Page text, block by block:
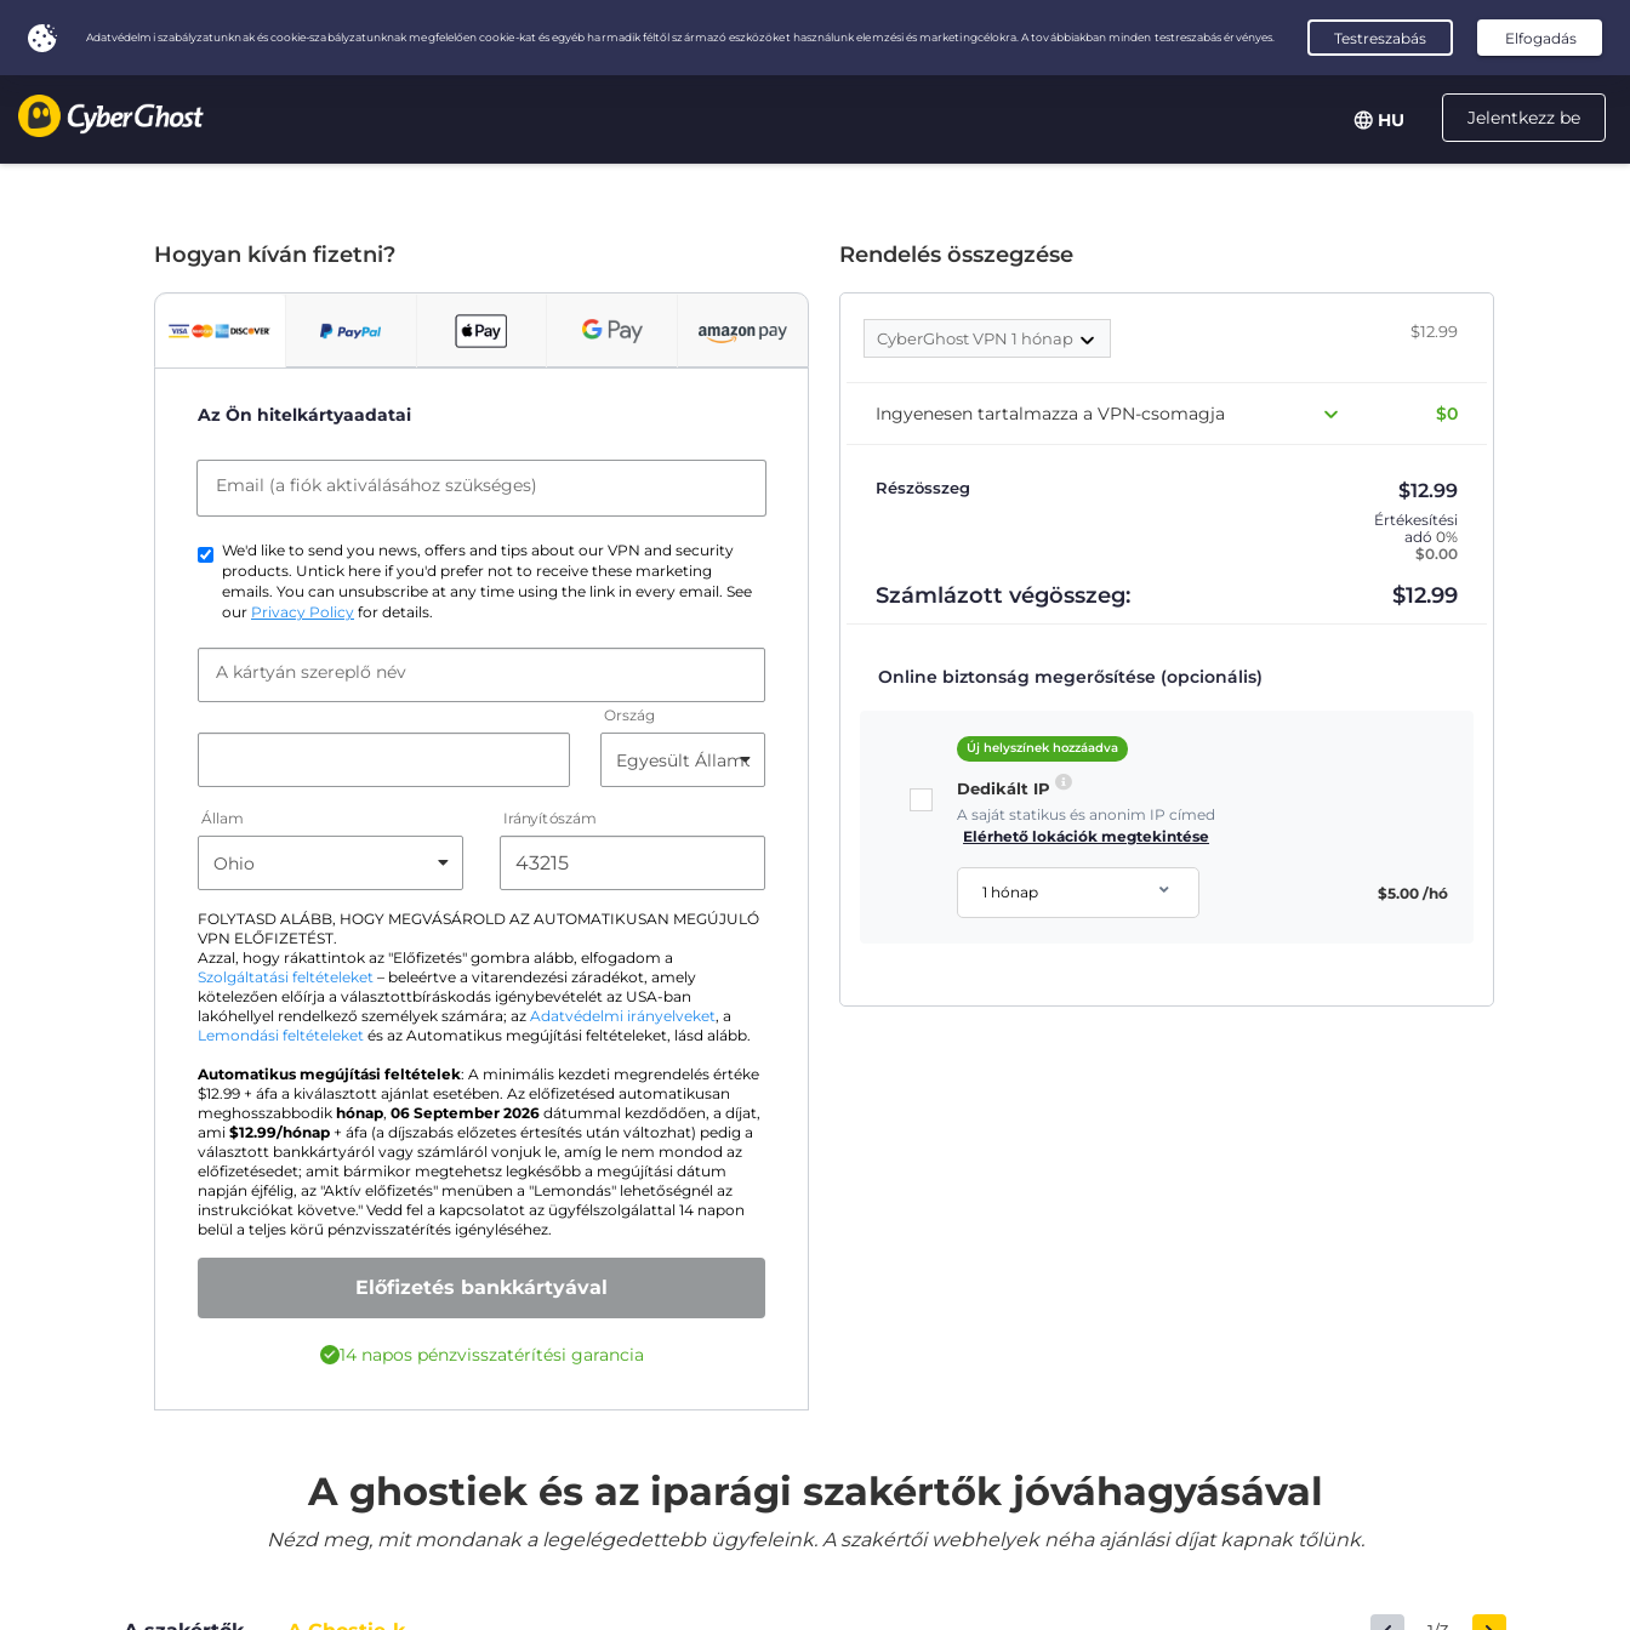
Jelentkezz be
HU
Hogyan kíván fizetni?
Az Ön hitelkártyaadatai
Email (a fiók aktiválásához szükséges)
We'd like to send you news, offers and tips about our VPN and security
products. Untick here if you'd prefer not to receive these marketing
emails. You can unsubscribe at any time using the link in every email. See
our Privacy Policy for details.
A kártyán szereplő név
Ország
Állam Irányítószám
FOLYTASD ALÁBB, HOGY MEGVÁSÁROLD AZ AUTOMATIKUSAN MEGÚJULÓ
VPN ELŐFIZETÉST.
Azzal, hogy rákattintok az "Előfizetés" gombra alább, elfogadom a
Szolgáltatási feltételeket – beleértve a vitarendezési záradékot, amely
kötelezően előírja a választottbíráskodás igénybevételét az USA-ban
lakóhellyel rendelkező személyek számára; az Adatvédelmi irányelveket, a
Lemondási feltételeket és az Automatikus megújítási feltételeket, lásd alább.
Automatikus megújítási feltételek: A minimális kezdeti megrendelés értéke
$12.99 + áfa a kiválasztott ajánlat esetében. Az előfizetésed automatikusan
meghosszabbodik hónap, 06 September 2026 dátummal kezdődően, a díjat,
ami $12.99/hónap + áfa (a díjszabás előzetes értesítés után változhat) pedig a
választott bankkártyáról vagy számláról vonjuk le, amíg le nem mondod az
előfizetésedet; amit bármikor megtehetsz legkésőbb a megújítási dátum
napján éjfélig, az "Aktív előfizetés" menüben a "Lemondás" lehetőségnél az
instrukciókat követve." Vedd fel a kapcsolatot az ügyfélszolgálattal 14 napon
belül a teljes körű pénzvisszatérítés igényléséhez.
Előfizetés bankkártyával
14 napos pénzvisszatérítési garancia
Rendelés összegzése
CyberGhost VPN 1 hónap $12.99
Ingyenesen tartalmazza a VPN-csomagja $0
Részösszeg $12.99
Értékesítési
adó 0%
$0.00
Számlázott végösszeg: $12.99
Online biztonság megerősítése (opcionális)
Új helyszínek hozzáadva
Dedikált IP
A saját statikus és anonim IP címed
Elérhető lokációk megtekintése
1 hónap $5.00 /hó
A ghostiek és az iparági szakértők jóváhagyásával
Nézd meg, mit mondanak a legelégedettebb ügyfeleink. A szakértői webhelyek néha ajánlási díjat kapnak tőlünk.